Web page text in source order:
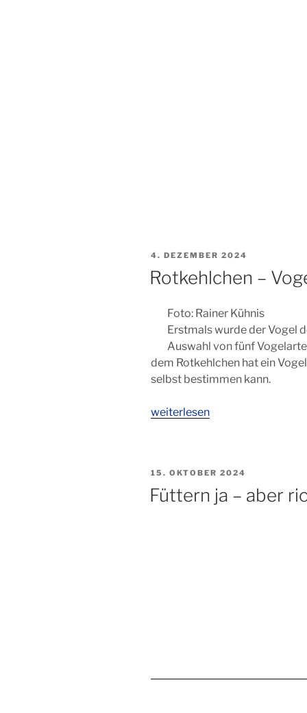
VERÖFFENTLICHT
AM
4. DEZEMBER 2024
Rotkehlchen –
Foto: Rainer Kühnis
Erstmals wurde der Vogel
Auswahl von fünf
dem Rotkehlchen hat ein
selbst bestimmen kann.
„Rotkehlchen
Jahres
2025“
weiterlesen
VERÖFFENTLICHT
AM
15. OKTOBER 2024
Füttern ja – aber